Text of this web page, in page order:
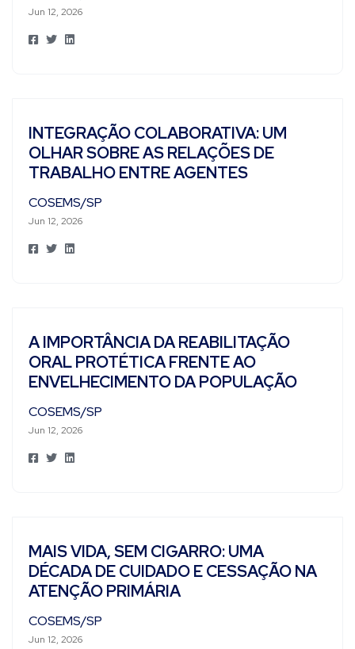
Jun 12, 2026
INTEGRAÇÃO COLABORATIVA: UM
OLHAR SOBRE AS RELAÇÕES DE
TRABALHO ENTRE AGENTES
COSEMS/SP
Jun 12, 2026
A IMPORTÂNCIA DA REABILITAÇÃO
ORAL PROTÉTICA FRENTE AO
ENVELHECIMENTO DA POPULAÇÃO
COSEMS/SP
Jun 12, 2026
MAIS VIDA, SEM CIGARRO: UMA
DÉCADA DE CUIDADO E CESSAÇÃO NA
ATENÇÃO PRIMÁRIA
COSEMS/SP
Jun 12, 2026